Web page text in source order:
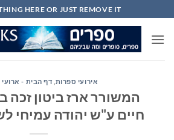
to
content
HERE OR JUST REMOVE IT...
אירועי ספרות דף הבית -
המשורר ארז ביטון
חיים ע"ש יהודה עמיחי